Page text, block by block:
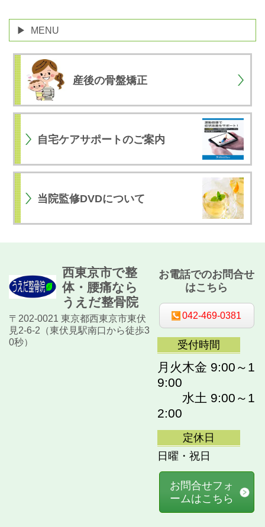
MENU
産後の骨盤矯正
自宅ケアサポートのご案内
当院監修DVDについて
お電話でのお問合せ
はこちら
042-469-0381
受付時間
月火木金 9:00～1
9:00
水土 9:00～1
2:00
定休日
日曜・祝日
お問合せフォ
ームはこちら
西東京市で整
体・腰痛なら
うえだ整骨院
〒202-0021 東京都西東京市東伏
見2-6-2（東伏見駅南口から徒歩3
0秒）